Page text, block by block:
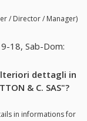
/ Director / Manager)
18, Sab-Dom:
dettagli in
& C. SAS"?
in informations for